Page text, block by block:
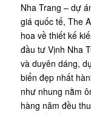
Nha Trang – dự
giá quốc tế, The
hoa về thiết kế
đầu tư Vịnh Nha
và duyên dáng,
biển đẹp nhất
như nhung nằm
hàng năm đều